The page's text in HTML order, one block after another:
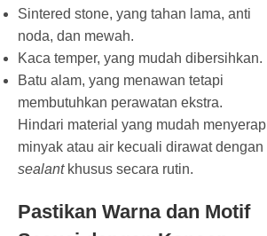
Sintered stone, yang tahan lama, anti
noda, dan mewah.
Kaca temper, yang mudah dibersihkan.
Batu alam, yang menawan tetapi
membutuhkan perawatan ekstra.
Hindari material yang mudah menyerap
minyak atau air kecuali dirawat dengan
sealant khusus secara rutin.
Pastikan Warna dan Motif